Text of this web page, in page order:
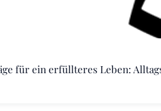
für ein erfüllteres Leben: